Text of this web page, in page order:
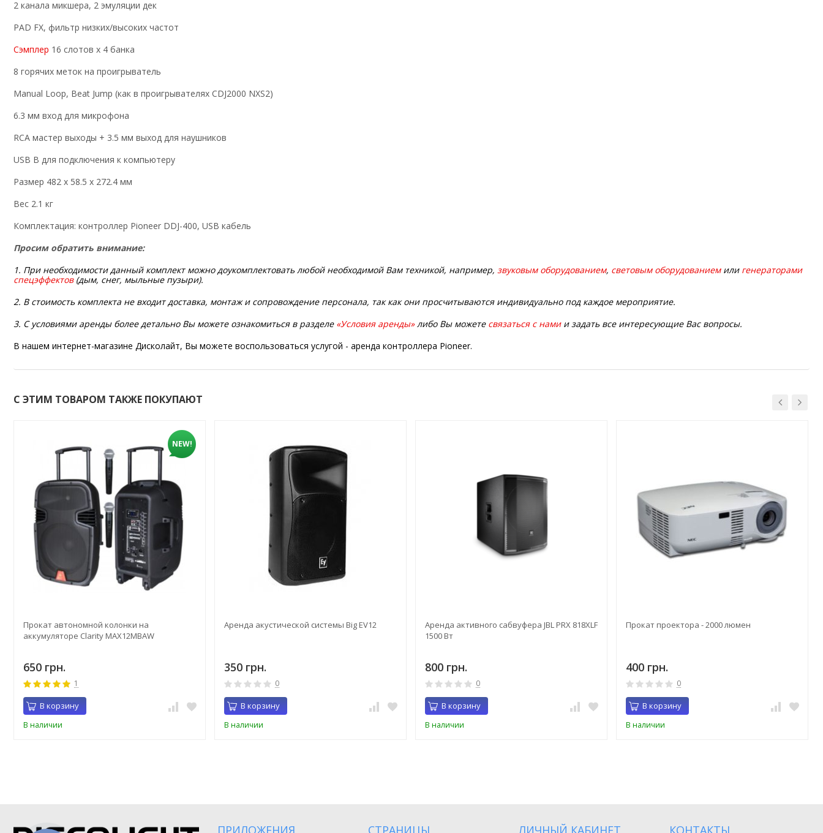
2 канала микшера, 2 эмуляции дек
PAD FX, фильтр низких/высоких частот
Сэмплер 16 слотов х 4 банка
8 горячих меток на проигрыватель
Manual Loop, Beat Jump (как в проигрывателях CDJ2000 NXS2)
6.3 мм вход для микрофона
RCA мастер выходы + 3.5 мм выход для наушников
USB B для подключения к компьютеру
Размер 482 х 58.5 х 272.4 мм
Вес 2.1 кг
Комплектация: контроллер Pioneer DDJ-400, USB кабель
Просим обратить внимание:
1. При необходимости данный комплект можно доукомплектовать любой необходимой Вам техникой, например, звуковым оборудованием, световым оборудованиемили генераторами
спецэффектов(дым, снег, мыльные пузыри).
2. В стоимость комплекта не входит доставка, монтаж и сопровождение персонала, так как они просчитываются индивидуально под каждое мероприятие.
3. С условиями аренды более детально Вы можете ознакомиться в разделе «Условия аренды»либо Вы можете связаться с намии задать все интересующие Вас вопросы.
В нашем интернет-магазине Дисколайт, Вы можете воспользоваться услугой - аренда контроллера Pioneer.
С ЭТИМ ТОВАРОМ ТАКЖЕ ПОКУПАЮТ
NEW!
Прокат автономной колонки на
аккумуляторе Clarity MAX12MBAW
650 грн.
1
В корзину
В наличии
Аренда акустической системы Big EV12
350 грн.
0
В корзину
В наличии
Аренда активного сабвуфера JBL PRX 818XLF
1500 Вт
800 грн.
0
В корзину
В наличии
Прокат проектора - 2000 люмен
400 грн.
0
В корзину
В наличии